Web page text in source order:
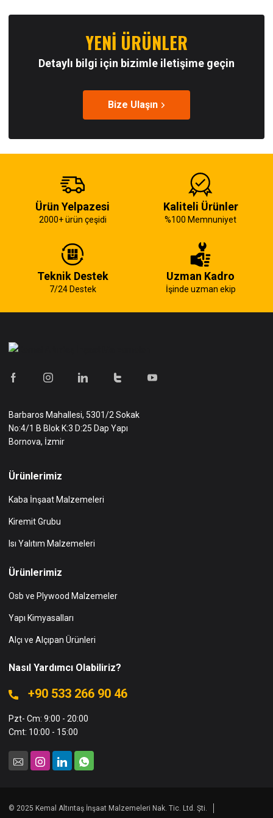
YENİ ÜRÜNLER
Detaylı bilgi için bizimle iletişime geçin
Bize Ulaşın
Ürün Yelpazesi
2000+ ürün çeşidi
Kaliteli Ürünler
%100 Memnuniyet
Teknik Destek
7/24 Destek
Uzman Kadro
İşinde uzman ekip
Barbaros Mahallesi, 5301/2 Sokak
No:4/1 B Blok K:3 D:25 Dap Yapı
Bornova, İzmir
Ürünlerimiz
Kaba İnşaat Malzemeleri
Kiremit Grubu
Isı Yalıtım Malzemeleri
Ürünlerimiz
Osb ve Plywood Malzemeler
Yapı Kimyasalları
Alçı ve Alçıpan Ürünleri
Nasıl Yardımcı Olabiliriz?
+90 533 266 90 46
Pzt- Cm: 9:00 - 20:00
Cmt: 10:00 - 15:00
© 2025 Kemal Altıntaş İnşaat Malzemeleri Nak. Tic. Ltd. Şti.